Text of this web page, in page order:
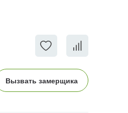
Вызвать замерщика